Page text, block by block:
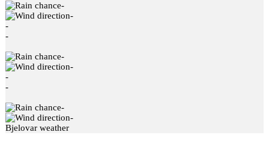
-
-
-
-
-
-
-
-
-
-
Bjelovar weather